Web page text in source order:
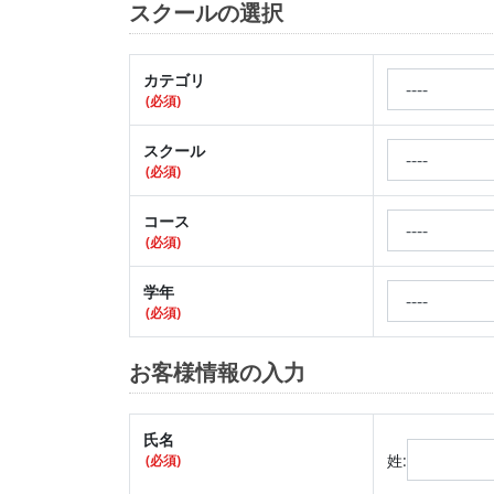
スクールの選択
カテゴリ
(必須)
スクール
(必須)
コース
(必須)
学年
(必須)
お客様情報の入力
氏名
(必須) 姓: